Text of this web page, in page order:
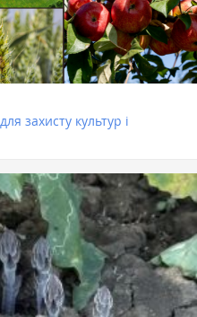
захисту культур і